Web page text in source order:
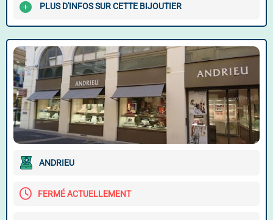
PLUS D'INFOS SUR CETTE BIJOUTIER
ANDRIEU
FERMÉ ACTUELLEMENT